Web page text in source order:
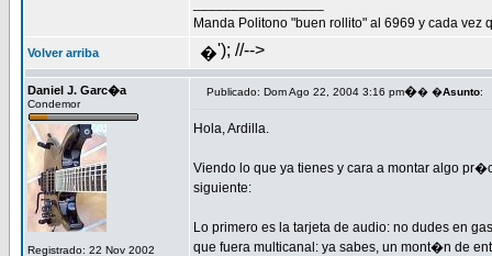
Manda Politono "buen rollito" al 6969 y cada
Volver arriba �'); //-->
Daniel J. Garc�a
Condemor
Registrado: 22 Nov 2002
Publicado: Dom Ago 22, 2004 3:16 pm�� �Asunto:
Hola, Ardilla.
Viendo lo que ya tienes y cara a montar algo
siguiente:
Lo primero es la tarjeta de audio: no dudes en
que fuera multicanal: ya sabes, un mont�n de